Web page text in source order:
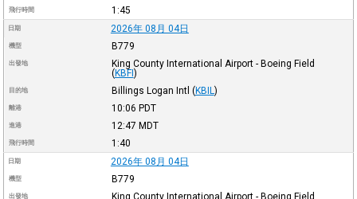
飛行時間 1:45
日期 2026年 08月 04日
機型 B779
出發地
King County International Airport - Boeing Field
(KBFI )
目的地 Billings Logan Intl (KBIL)
離港 10:06 PDT
進港 12:47 MDT
飛行時間 1:40
日期 2026年 08月 04日
機型 B779
出發地